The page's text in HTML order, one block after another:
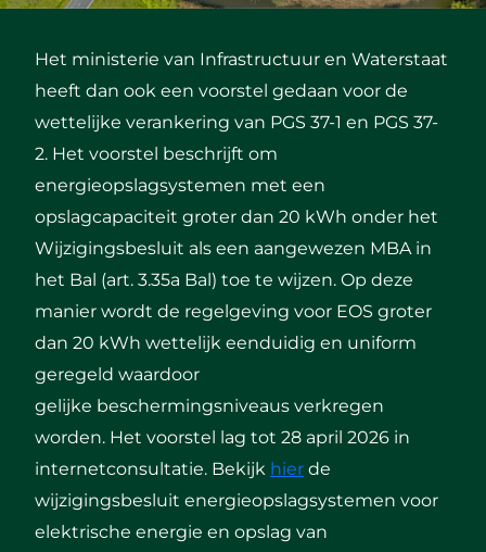
Het ministerie van Infrastructuur en Waterstaat
heeft dan ook een voorstel gedaan voor de
wettelijke verankering van PGS 37-1 en PGS 37-
2. Het voorstel beschrijft om
energieopslagsystemen met een
opslagcapaciteit groter dan 20 kWh onder het
Wijzigingsbesluit als een aangewezen MBA in
het Bal (art. 3.35a Bal) toe te wijzen. Op deze
manier wordt de regelgeving voor EOS groter
dan 20 kWh wettelijk eenduidig en uniform
geregeld waardoor
gelijke beschermingsniveaus verkregen
worden. Het voorstel lag tot 28 april 2026 in
internetconsultatie. Bekijk hier de
wijzigingsbesluit energieopslagsystemen voor
elektrische energie en opslag van